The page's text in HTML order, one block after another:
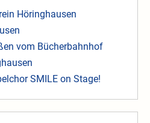
Höringhausen
vom Bücherbahnhof
SMILE on Stage!